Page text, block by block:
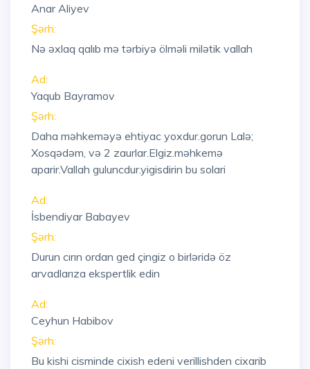
Anar Aliyev
Şərh:
Nə əxlaq qalıb mə tərbiyə ölməli milətik vallah
Ad:
Yaqub Bayramov
Şərh:
Daha məhkeməyə ehtiyac yoxdur.gorun Lalə;
Xosqədəm, və 2 zaurlar.Elgiz.məhkemə
aparir.Vallah guluncdur.yigisdirin bu solari
Ad:
İsbendiyar Babayev
Şərh:
Durun cırın ordan ged çingiz o birləridə öz
arvadlarıza ekspertlik edin
Ad:
Ceyhun Habibov
Şərh:
Bu kishi cisminde cixish edeni verillishden cixarib